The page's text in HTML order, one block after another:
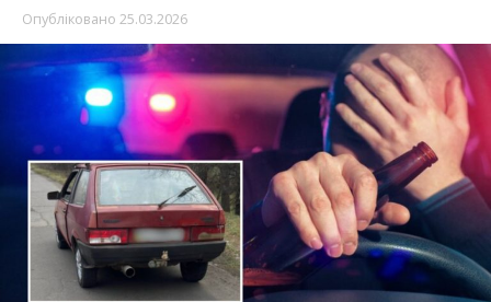
Опубліковано 25.03.2026